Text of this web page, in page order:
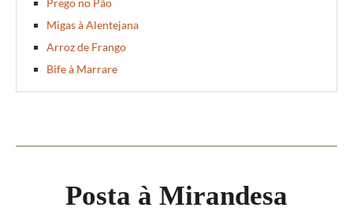
Prego no Pão
Migas à Alentejana
Arroz de Frango
Bife à Marrare
Posta à Mirandesa